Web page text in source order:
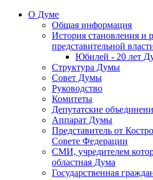
О Думе
Общая информация
История становления и
представительной
Юбилей - 20 лет
Структура Думы
Совет Думы
Руководство
Комитеты
Депутатские
Аппарат Думы
Представитель от
Совете Федерации
СМИ, учредителем
областная Дума
Государственная